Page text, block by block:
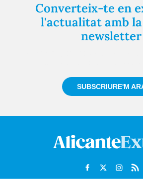
Converteix-te en
l'actualitat amb
newsletter
SUBSCRIURE'M